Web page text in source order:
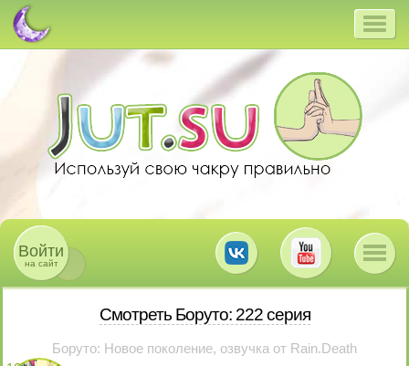
Войти
на сайт
Смотреть Боруто: 222 серия
Боруто: Новое поколение, озвучка от Rain.Death